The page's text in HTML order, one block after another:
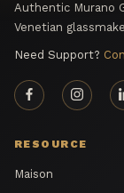
Authentic Murano
Venetian
Need Support?
RESOURCE
Maison